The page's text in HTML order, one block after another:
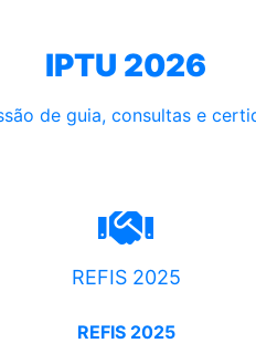
IPTU 2026
de guia, consultas e
REFIS 2025
REFIS 2025